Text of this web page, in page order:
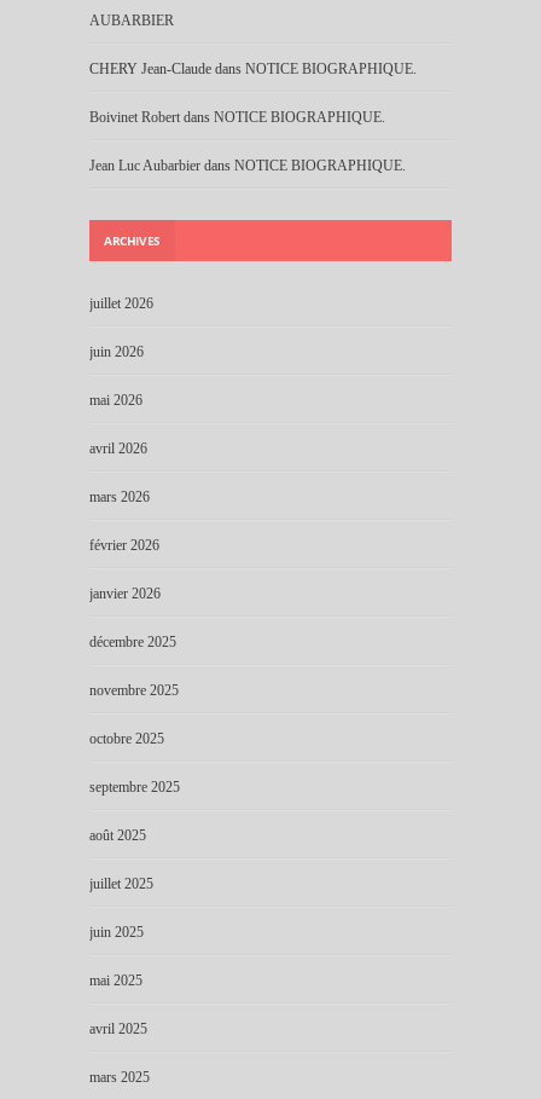
AUBARBIER
CHERY Jean-Claude dans NOTICE BIOGRAPHIQUE.
Boivinet Robert dans NOTICE BIOGRAPHIQUE.
Jean Luc Aubarbier dans NOTICE BIOGRAPHIQUE.
ARCHIVES
juillet 2026
juin 2026
mai 2026
avril 2026
mars 2026
février 2026
janvier 2026
décembre 2025
novembre 2025
octobre 2025
septembre 2025
août 2025
juillet 2025
juin 2025
mai 2025
avril 2025
mars 2025